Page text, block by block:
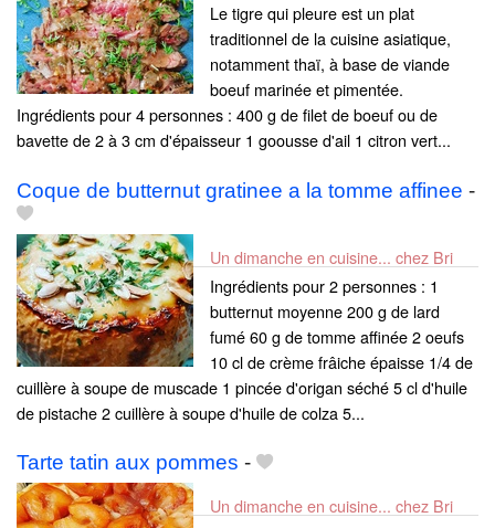
Le tigre qui pleure est un plat
traditionnel de la cuisine asiatique,
notamment thaï, à base de viande
boeuf marinée et pimentée.
Ingrédients pour 4 personnes : 400 g de filet de boeuf ou de
bavette de 2 à 3 cm d'épaisseur 1 goousse d'ail 1 citron vert...
Coque de butternut gratinee a la tomme affinee -
Un dimanche en cuisine... chez Bri
Ingrédients pour 2 personnes : 1
butternut moyenne 200 g de lard
fumé 60 g de tomme affinée 2 oeufs
10 cl de crème frâiche épaisse 1/4 de
cuillère à soupe de muscade 1 pincée d'origan séché 5 cl d'huile
de pistache 2 cuillère à soupe d'huile de colza 5...
Tarte tatin aux pommes -
Un dimanche en cuisine... chez Bri